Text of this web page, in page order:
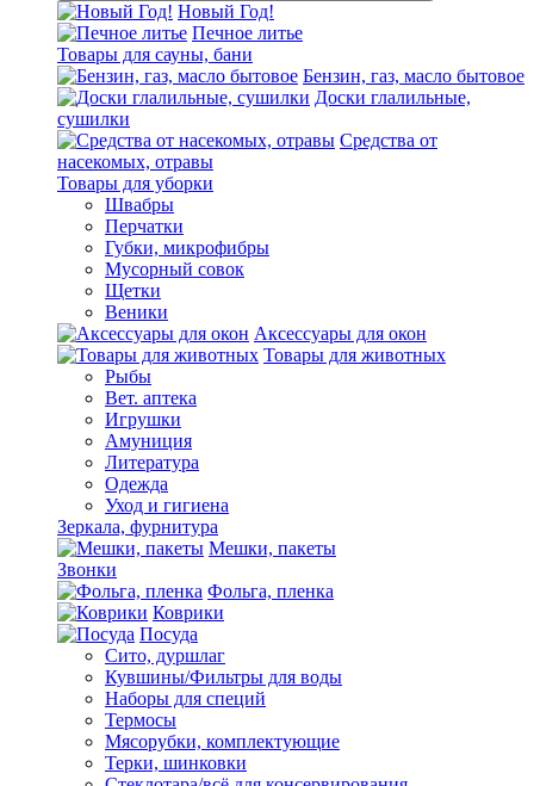
Новый Год!
Печное литье
Товары для сауны, бани
Бензин, газ, масло бытовое
Доски глалильные,
сушилки
Средства от
насекомых, отравы
Товары для уборки
Швабры
Перчатки
Губки, микрофибры
Мусорный совок
Щетки
Веники
Аксессуары для окон
Товары для животных
Рыбы
Вет. аптека
Игрушки
Амуниция
Литература
Одежда
Уход и гигиена
Зеркала, фурнитура
Мешки, пакеты
Звонки
Фольга, пленка
Коврики
Посуда
Сито, дуршлаг
Кувшины/Фильтры для воды
Наборы для специй
Термосы
Мясорубки, комплектующие
Терки, шинковки